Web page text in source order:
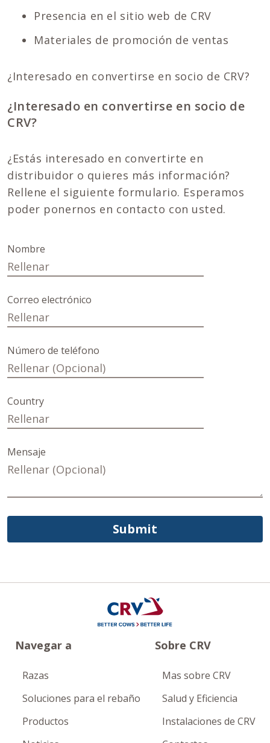
Presencia en el sitio web de CRV
Materiales de promoción de ventas
¿Interesado en convertirse en socio de CRV?
¿Interesado en convertirse en socio de
CRV?
¿Estás interesado en convertirte en
distribuidor o quieres más información?
Rellene el siguiente formulario. Esperamos
poder ponernos en contacto con usted.
Nombre
Correo electrónico
Número de teléfono
Country
Mensaje
Submit
Navegar a
Razas
Soluciones para el rebaño
Productos
Sobre CRV
Mas sobre CRV
Salud y Eficiencia
Instalaciones de CRV